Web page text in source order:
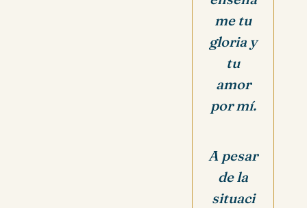
me tu
gloria y
tu
amor
por mí.
A pesar
de la
situaci